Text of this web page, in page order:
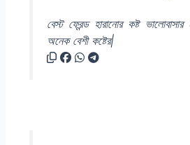
বেস্ট ফ্রেন্ড হারানোর কষ্ট
অনেক বেশী কষ্টের|